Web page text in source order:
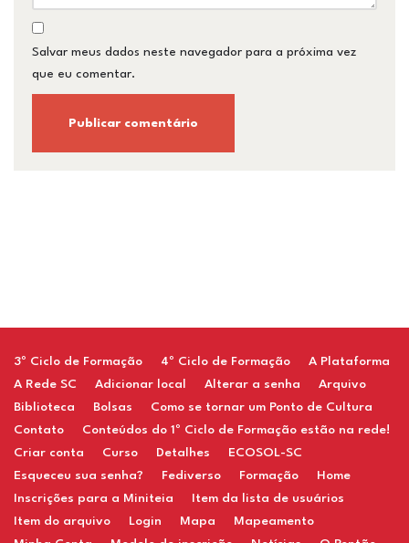
Salvar meus dados neste navegador para a próxima vez
que eu comentar.
3º Ciclo de Formação 4º Ciclo de Formação
A Plataforma
A Rede SC
Adicionar local Alterar a senha
Arquivo
Biblioteca
Bolsas
Como se tornar um Ponto de Cultura
Contato
Conteúdos do 1º Ciclo de Formação estão na rede!
Criar conta
Curso Detalhes
ECOSOL-SC
Esqueceu sua senha?
Fediverso Formação
Home
Inscrições para a Miniteia
Item da lista de usuários
Item do arquivo
Login Mapa
Mapeamento